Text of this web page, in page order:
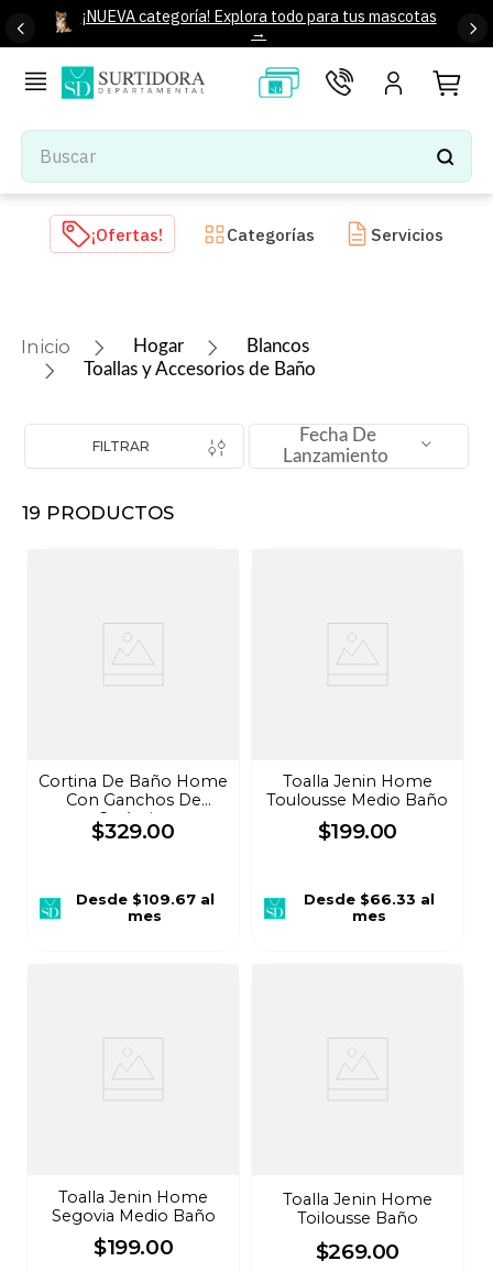
¡NUEVA categoría! Explora todo para tus mascotas
→
Buscar
TÉRMINOS MÁS BUSCADOS
tenis mujer
iphone
colchones
8
audifonos
¡Ofertas! Categorías Servicios
Hogar
Blancos
Toallas y Accesorios de Baño
FILTRAR
Fecha De
Lanzamiento
19 PRODUCTOS
Cortina De Baño Home
Con Ganchos De
Cerámica
$329.00
Desde$109.67 al
mes
Toalla Jenin Home
Toulousse Medio Baño
$199.00
Desde$66.33 al
mes
Toalla Jenin Home
Segovia Medio Baño
$199.00
Toalla Jenin Home
Toilousse Baño
$269.00